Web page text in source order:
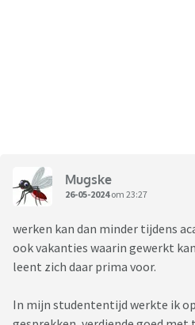
Mugske
26-05-2024om 23:27
werken kan dan minder tijdens
ook vakanties waarin gewerkt
leent zich daar prima voor.
In mijn studententijd werkte ik